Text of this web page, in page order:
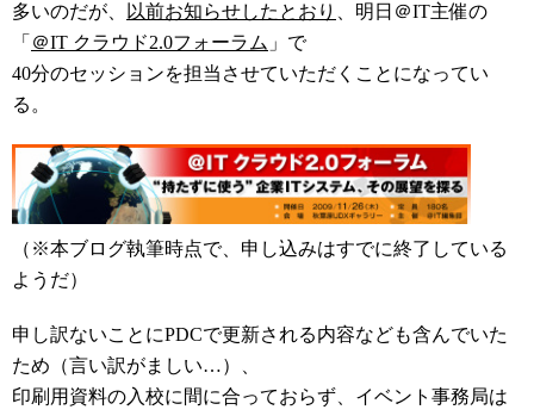
多いのだが、
以前お知らせしたとおり
、明日＠IT主催の
「 ＠IT クラウド2.0フォーラム 」で
40分のセッションを担当させていただくことになってい
る。
（※本ブログ執筆時点で、申し込みはすでに終了している
ようだ）
申し訳ないことにPDCで更新される内容なども含んでいた
ため（言い訳がましい…）、
印刷用資料の入校に間に合っておらず、イベント事務局は